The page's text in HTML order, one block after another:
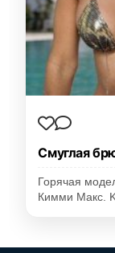
Смуглая
Горячая
Кимми Макс.